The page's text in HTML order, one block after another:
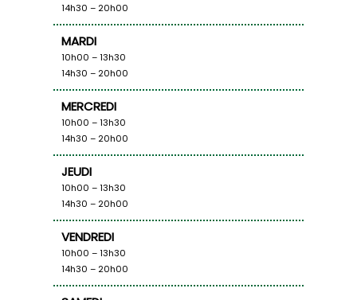
14h30 – 20h00
MARDI
10h00 – 13h30
14h30 – 20h00
MERCREDI
10h00 – 13h30
14h30 – 20h00
JEUDI
10h00 – 13h30
14h30 – 20h00
VENDREDI
10h00 – 13h30
14h30 – 20h00